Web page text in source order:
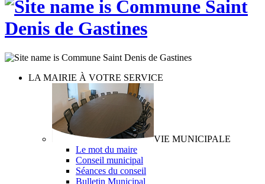
LA MAIRIE À VOTRE SERVICE
VIE MUNICIPALE
Le mot du maire
Conseil municipal
Séances du conseil
Bulletin Municipal